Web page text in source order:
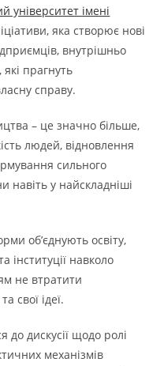
університет імені
яка створює нові
внутрішньо
прагнуть
справу.
– це значно більше,
людей, відновлення
сильного
навіть у найскладніші
об’єднують освіту,
інституції навколо
не втратити
свої ідеї.
дискусії щодо ролі
механізмів